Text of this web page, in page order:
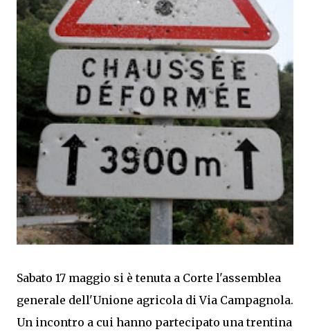
Sabato 17 maggio si è tenuta a Corte l'assemblea
generale dell'Unione agricola di Via Campagnola.
Un incontro a cui hanno partecipato una trentina